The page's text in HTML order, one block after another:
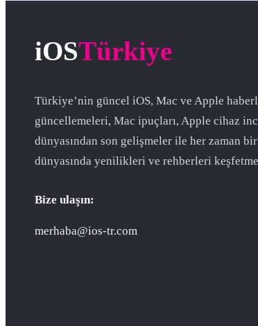
iOSTürkiye
Türkiye’nin güncel iOS, Mac ve Apple
güncellemeleri, Mac ipuçları, Apple cihaz
dünyasından son gelişmeler ile her zaman
dünyasında yenilikleri ve rehberleri
Bize ulaşın:
merhaba@ios-tr.com